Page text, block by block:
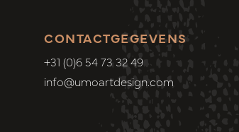
CONTACTGEGEVENS
+31 (0)6 54 73 32 49
info@umoartdesign.com